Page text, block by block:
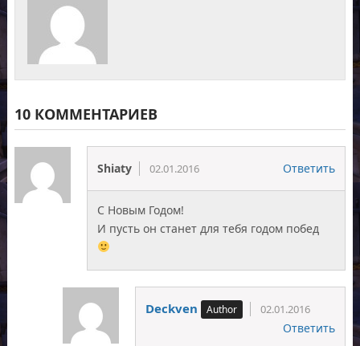
10 КОММЕНТАРИЕВ
Shiaty 02.01.2016 Ответить
С Новым Годом!
И пусть он станет для тебя годом побед
Deckven 02.01.2016
Ответить